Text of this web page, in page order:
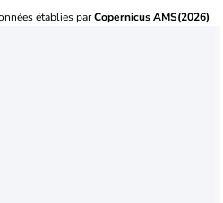
établies parCopernicus AMS(2026)